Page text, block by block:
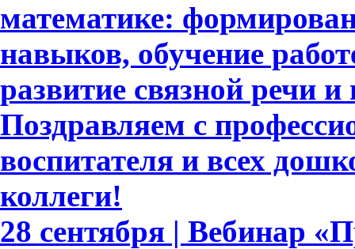
математике:
навыков, обучение
развитие связной речи
Поздравляем с
воспитателя и всех
коллеги!
28 сентября | Вебинар